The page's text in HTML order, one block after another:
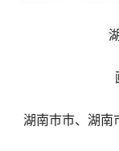
湖南市市、湖南